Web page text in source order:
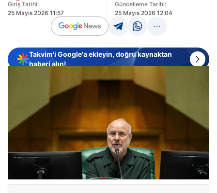
Giriş Tarihi:
25 Mayıs 2026 11:57
Güncelleme Tarihi:
25 Mayıs 2026 12:04
Takvim'i Google'a ekleyin, doğru kaynaktan
haberi alın!